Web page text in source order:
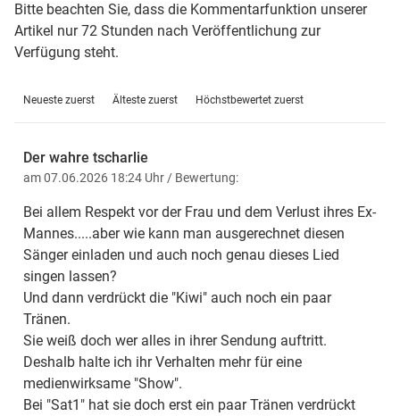
Bitte beachten Sie, dass die Kommentarfunktion unserer
Artikel nur 72 Stunden nach Veröffentlichung zur
Verfügung steht.
Neueste zuerst Älteste zuerst Höchstbewertet zuerst
Der wahre tscharlie
am 07.06.2026 18:24 Uhr / Bewertung:
Bei allem Respekt vor der Frau und dem Verlust ihres Ex-
Mannes.....aber wie kann man ausgerechnet diesen
Sänger einladen und auch noch genau dieses Lied
singen lassen?
Und dann verdrückt die "Kiwi" auch noch ein paar
Tränen.
Sie weiß doch wer alles in ihrer Sendung auftritt.
Deshalb halte ich ihr Verhalten mehr für eine
medienwirksame "Show".
Bei "Sat1" hat sie doch erst ein paar Tränen verdrückt